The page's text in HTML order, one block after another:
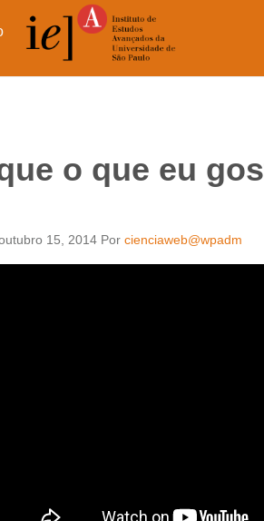
o que eu
15, 2014 Por cienciaweb@wpadm